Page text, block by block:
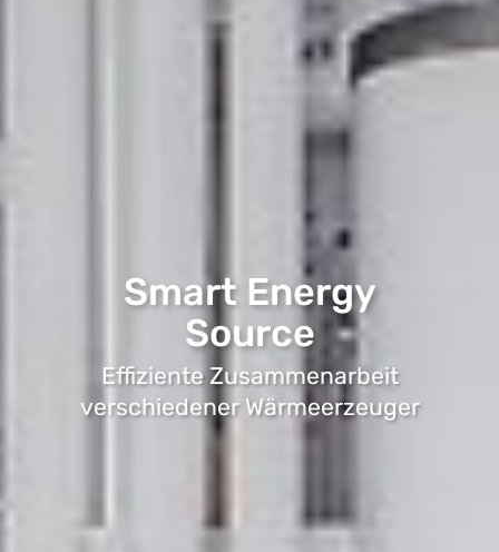
Smart Energy
Source
Effiziente Zusammenarbeit
verschiedener Wärmeerzeuger